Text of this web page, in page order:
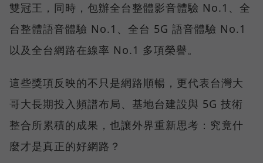
雙冠王，同時，包辦全台整體影音體驗 No.1、全
台整體語音體驗 No.1、全台 5G 語音體驗 No.1
以及全台網路在線率 No.1 多項榮譽。
這些獎項反映的不只是網路順暢，更代表台灣大
哥大長期投入頻譜布局、基地台建設與 5G 技術
整合所累積的成果，也讓外界重新思考：究竟什
麼才是真正的好網路？